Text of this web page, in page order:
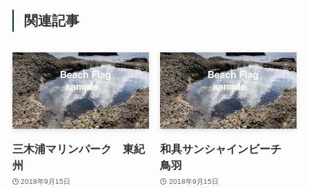
関連記事
三木浦マリンパーク 東紀
州
2018年9月15日
和具サンシャインビーチ
鳥羽
2018年9月15日